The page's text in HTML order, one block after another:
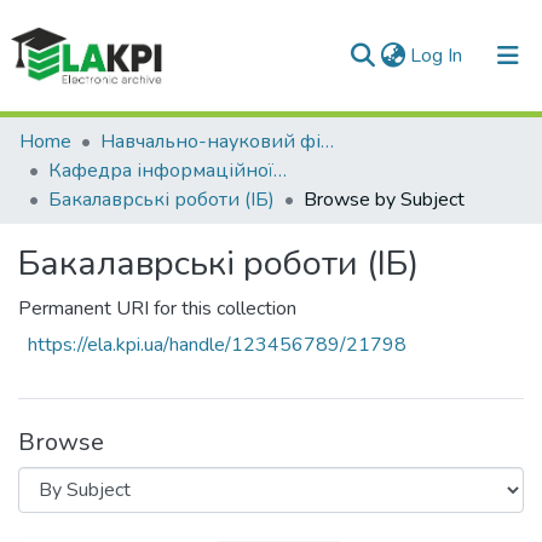
Log In (current)
Communities & Collections
All of DSpace
Home
Навчально-науковий фізико-технічний інститут (НН ФТІ)
Кафедра інформаційної безпеки (ІБ)
Бакалаврські роботи (ІБ)
Browse by Subject
Бакалаврські роботи (ІБ)
Permanent URI for this collection
https://ela.kpi.ua/handle/123456789/21798
Browse